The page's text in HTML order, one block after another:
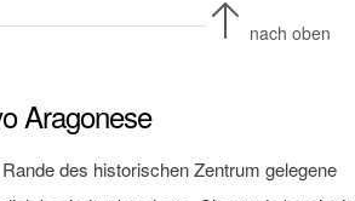
nach oben
Aragonese
des historischen Zentrum gelegene